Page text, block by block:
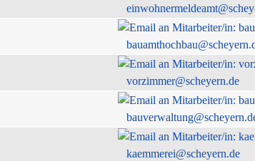
vorzimmer@scheyern.de
kaemmerei@scheyern.de